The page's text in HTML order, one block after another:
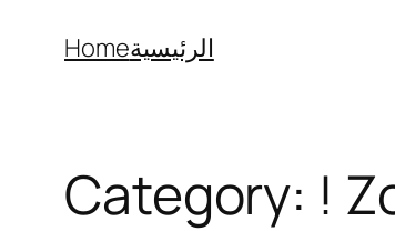
Homeالرئيسية
Category: !